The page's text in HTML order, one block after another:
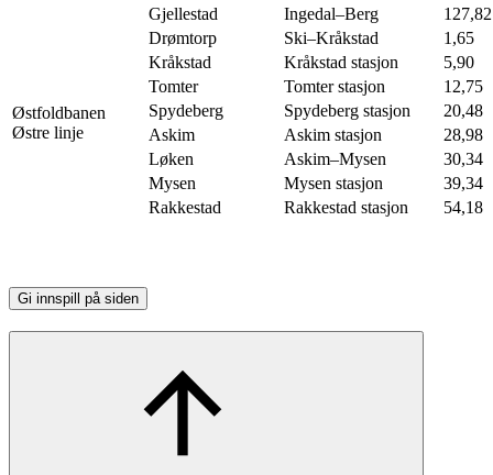
Gjellestad
Ingedal–Berg 127,82
Østfoldbanen
Østre linje
Drømtorp Ski–Kråkstad
1,65
Kråkstad
Kråkstad stasjon
5,90
Tomter
Tomter stasjon
12,75
Spydeberg
Spydeberg stasjon
20,48
Askim
Askim stasjon
28,98
Løken
Askim–Mysen
30,34
Mysen
Mysen stasjon
39,34
Rakkestad
Rakkestad stasjon 54,18
Gi innspill på siden